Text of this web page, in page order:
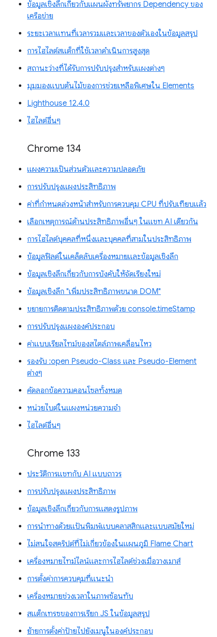
ข้อมูลเชิงลึกเกี่ยวกับแผนผังทรัพยากร Dependency ของ
เครือข่าย
ระยะเวลาแทนที่เวลารวมและเวลาของตัวเองในข้อมูลสรุป
การไฮไลต์สแต็กที่ใช้เวลาดำเนินการสูงสุด
สถานะว่างที่ได้รับการปรับปรุงสำหรับแผงต่างๆ
มุมมองแบบต้นไม้ของการช่วยเหลือพิเศษใน Elements
Lighthouse 12.4.0
ไฮไลต์อื่นๆ
Chrome 134
แผงความเป็นส่วนตัวและความปลอดภัย
การปรับปรุงแผงประสิทธิภาพ
ค่าที่กำหนดล่วงหน้าสำหรับการควบคุม CPU ที่ปรับเทียบแล้ว
เลือกเหตุการณ์ด้านประสิทธิภาพอื่นๆ ในแชท AI เดียวกัน
การไฮไลต์บุคคลที่หนึ่งและบุคคลที่สามในประสิทธิภาพ
ข้อมูลฟิลด์ในเคล็ดลับเครื่องหมายและข้อมูลเชิงลึก
ข้อมูลเชิงลึกเกี่ยวกับการบังคับให้จัดเรียงใหม่
ข้อมูลเชิงลึก "เพิ่มประสิทธิภาพขนาด DOM"
ขยายการติดตามประสิทธิภาพด้วย console.timeStamp
การปรับปรุงแผงองค์ประกอบ
ค่าแบบเรียลไทม์ของสไตล์ภาพเคลื่อนไหว
รองรับ :open Pseudo-Class และ Pseudo-Element
ต่างๆ
คัดลอกข้อความคอนโซลทั้งหมด
หน่วยไบต์ในแผงหน่วยความจำ
ไฮไลต์อื่นๆ
Chrome 133
ประวัติการแชทกับ AI แบบถาวร
การปรับปรุงแผงประสิทธิภาพ
ข้อมูลเชิงลึกเกี่ยวกับการแสดงรูปภาพ
การนำทางด้วยแป้นพิมพ์แบบคลาสสิกและแบบสมัยใหม่
ไม่สนใจสคริปต์ที่ไม่เกี่ยวข้องในแผนภูมิ Flame Chart
เครื่องหมายไทม์ไลน์และการไฮไลต์ช่วงเมื่อวางเมาส์
การตั้งค่าการควบคุมที่แนะนำ
เครื่องหมายช่วงเวลาในภาพซ้อนทับ
สแต็กเทรซของการเรียก JS ในข้อมูลสรุป
ย้ายการตั้งค่าป้ายไปยังเมนูในองค์ประกอบ